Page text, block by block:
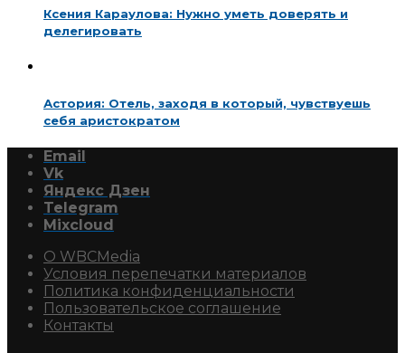
Ксения Караулова: Нужно уметь доверять и
делегировать
Астория: Отель, заходя в который, чувствуешь
себя аристократом
Email
Vk
Яндекс Дзен
Telegram
Mixcloud
О WBCMedia
Условия перепечатки материалов
Политика конфиденциальности
Пользовательское соглашение
Контакты